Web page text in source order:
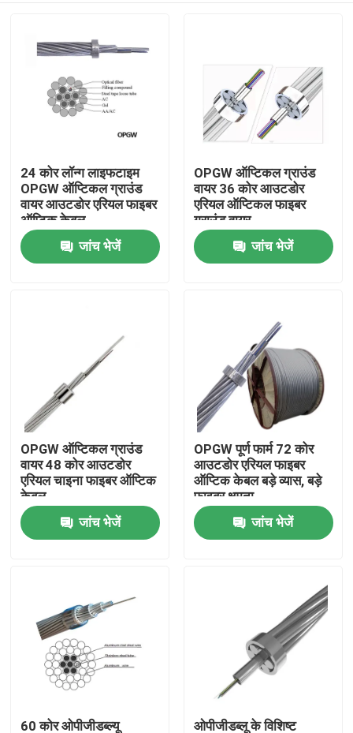
हमारे बारे में
कारखाना भ्रमण
गुणवत्ता नियंत्रण
संपर्क करें
आउटडोर फाइबर ऑप्टिक केबल
इंडोर फाइबर ऑप्टिक केबल
फाइबर ऑप्टिक केबल
24 कोर लॉन्ग लाइफटाइम
OPGW ऑप्टिकल ग्राउंड
वायर आउटडोर एरियल फाइबर
ऑप्टिक केबल
जांच भेजें
OPGW ऑप्टिकल ग्राउंड
वायर 36 कोर आउटडोर
एरियल ऑप्टिकल फाइबर
ग्राउंड वायर
जांच भेजें
OPGW ऑप्टिकल ग्राउंड
वायर 48 कोर आउटडोर
एरियल चाइना फाइबर ऑप्टिक
केबल
जांच भेजें
OPGW पूर्ण फार्म 72 कोर
आउटडोर एरियल फाइबर
ऑप्टिक केबल बड़े व्यास, बड़े
फाइबर क्षमता
जांच भेजें
60 कोर ओपीजीडब्ल्यू ओपीजीडब्लू के विशिष्ट